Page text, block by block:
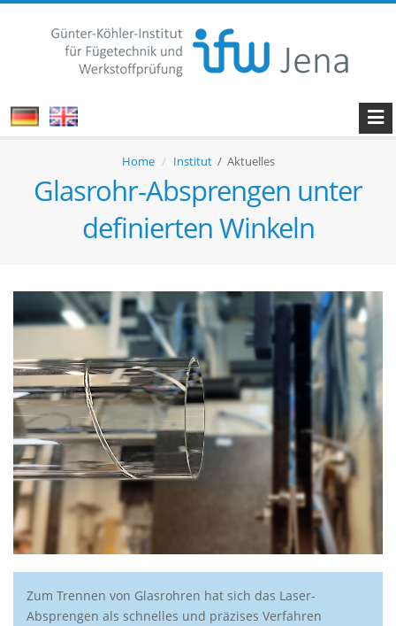
Home Institut/ Aktuelles
Glasrohr-Absprengen unter
definierten Winkeln
Zum Trennen von Glasrohren hat sich das Laser-
Absprengen als schnelles und präzises Verfahren